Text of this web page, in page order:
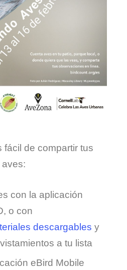
fácil de compartir tus
con la aplicación
o con
descargables y
a tu lista
eBird Mobile